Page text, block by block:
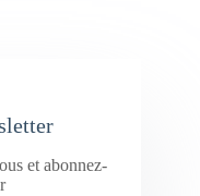
et abonnez-